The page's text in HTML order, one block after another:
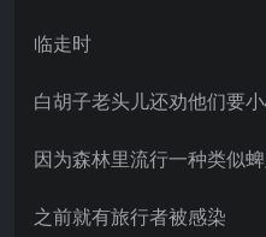
临走时
白胡子老头儿还劝他们要
因为森林里流行一种类似
之前就有旅行者被感染